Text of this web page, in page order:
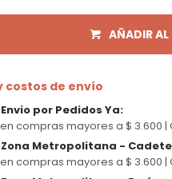
AÑADIR
costos de envío
por Pedidos Ya:
compras mayores a $ 3.600 |
Metropolitana -
compras mayores a $ 3.600 |